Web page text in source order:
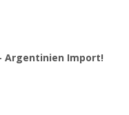
Argentinien Import!